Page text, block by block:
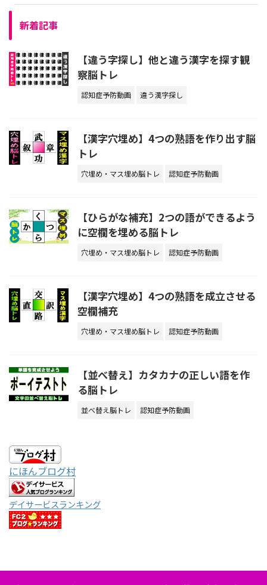
新着記事
【違う字探し】他と違う漢字を探す観
察脳トレ
認知症予防動画 違う漢字探し
【漢字穴埋め】4つの熟語を作り出す脳
トレ
穴埋め・マス埋め脳トレ 認知症予防動画
【ひらがな補充】2つの語ができるよう
に空欄を埋める脳トレ
穴埋め・マス埋め脳トレ 認知症予防動画
【漢字穴埋め】4つの熟語を成立させる
空欄補充
穴埋め・マス埋め脳トレ 認知症予防動画
【並べ替え】カタカナの正しい語を作
る脳トレ
並べ替え脳トレ 認知症予防動画
にほんブログ村
デイサービスランキング